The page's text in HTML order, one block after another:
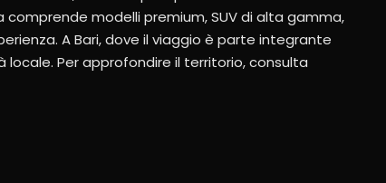
modelli premium, SUV di alta gamma,
A Bari, dove il viaggio è parte integrante
Per approfondire il territorio, consulta